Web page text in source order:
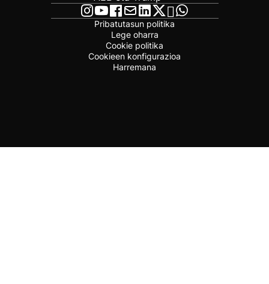
Pribatutasun politika
Lege oharra
Cookie politika
Cookieen konfigurazioa
Harremana